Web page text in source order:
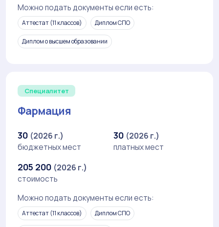
Можно подать документы если есть:
Аттестат (11 классов) Диплом СПО
Диплом о высшем образовании
Специалитет
Фармация
30 (2026 г.)
бюджетных мест
30 (2026 г.)
платных мест
205 200 (2026 г.)
стоимость
Можно подать документы если есть:
Аттестат (11 классов) Диплом СПО